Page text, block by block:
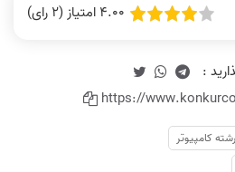
4.00 امتیاز (2 رای)
https://
کامپیوتر